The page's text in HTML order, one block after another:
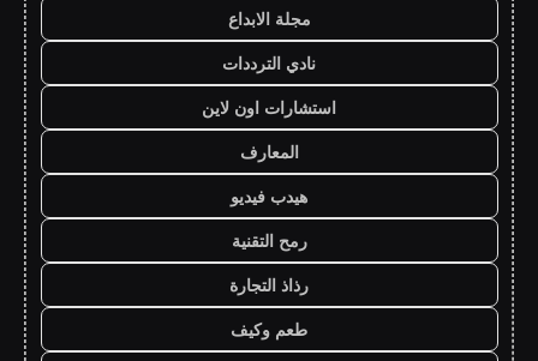
مجلة الابداع
نادي الترددات
استشارات اون لاين
المعارف
هيدب فيديو
رمح التقنية
رذاذ التجارة
طعم وكيف